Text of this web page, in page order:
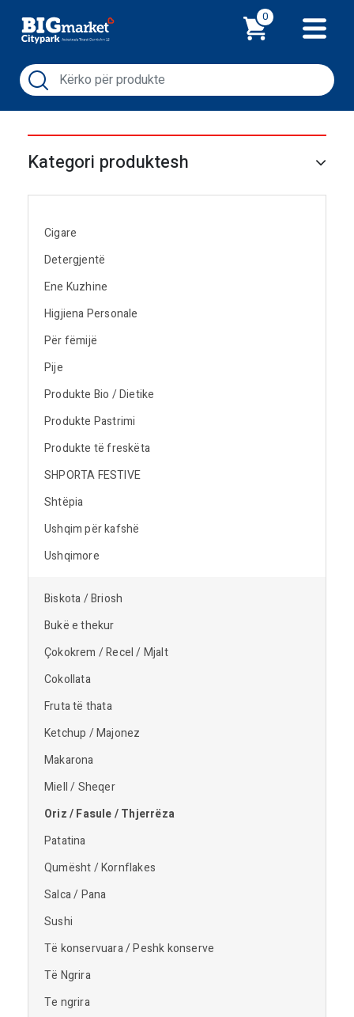
0
Kategori produktesh
Cigare
Detergjentë
Ene Kuzhine
Higjiena Personale
Për fëmijë
Pije
Produkte Bio / Dietike
Produkte Pastrimi
Produkte të freskëta
SHPORTA FESTIVE
Shtëpia
Ushqim për kafshë
Ushqimore
Biskota / Briosh
Bukë e thekur
Çokokrem / Recel / Mjalt
Cokollata
Fruta të thata
Ketchup / Majonez
Makarona
Miell / Sheqer
Oriz / Fasule / Thjerrëza
Patatina
Qumësht / Kornflakes
Salca / Pana
Sushi
Të konservuara / Peshk konserve
Të Ngrira
Te ngrira